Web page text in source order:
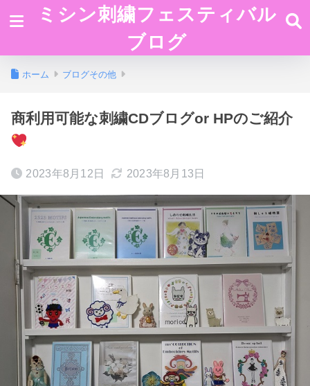
ミシン刺繍フェスティバル
ブログ
ホーム ブログその他
商利用可能な刺繍CDブログor HPのご紹介
2023年8月12日 2023年8月13日